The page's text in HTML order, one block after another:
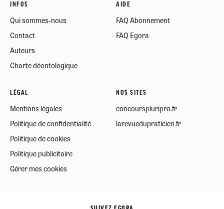
INFOS
Qui sommes-nous
Contact
Auteurs
Charte déontologique
AIDE
FAQ Abonnement
FAQ Egora
LÉGAL
Mentions légales
Politique de confidentialité
Politique de cookies
Politique publicitaire
Gérer mes cookies
NOS SITES
concourspluripro.fr
larevuedupraticien.fr